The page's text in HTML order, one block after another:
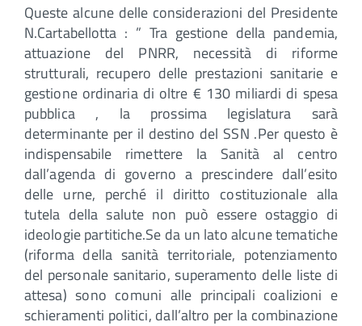
Queste alcune delle considerazioni del Presidente
N.Cartabellotta : ” Tra gestione della pandemia,
attuazione del PNRR, necessità di riforme
strutturali, recupero delle prestazioni sanitarie e
gestione ordinaria di oltre € 130 miliardi di spesa
pubblica , la prossima legislatura sarà
determinante per il destino del SSN .Per questo è
indispensabile rimettere la Sanità al centro
dall’agenda di governo a prescindere dall’esito
delle urne, perché il diritto costituzionale alla
tutela della salute non può essere ostaggio di
ideologie partitiche.Se da un lato alcune tematiche
(riforma della sanità territoriale, potenziamento
del personale sanitario, superamento delle liste di
attesa) sono comuni alle principali coalizioni e
schieramenti politici, dall’altro per la combinazione